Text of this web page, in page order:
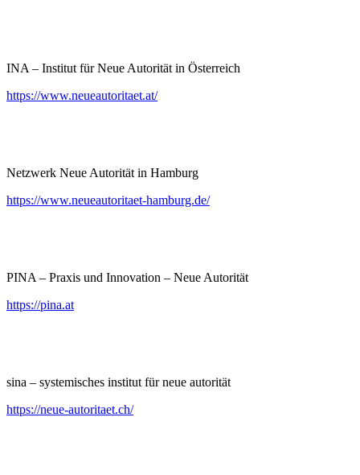
INA – Institut für Neue Autorität in Österreich
https://www.neueautoritaet.at/
Netzwerk Neue Autorität in Hamburg
https://www.neueautoritaet-hamburg.de/
PINA – Praxis und Innovation – Neue Autorität
https://pina.at
sina – systemisches institut für neue autorität
https://neue-autoritaet.ch/